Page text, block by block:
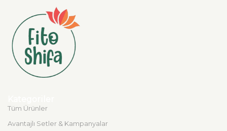
Tüm Ürünler
Avantajlı Setler & Kampanyalar